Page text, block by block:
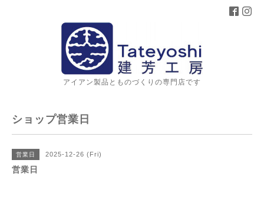
アイアン製品とものづくりの専門店です
ショップ営業日
営業日 2025-12-26 (Fri)
営業日